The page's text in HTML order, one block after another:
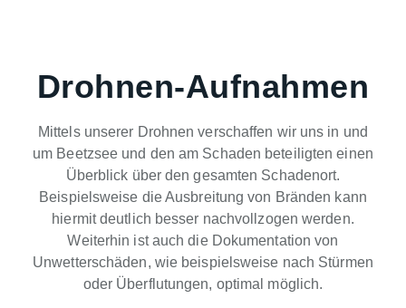
Drohnen-Aufnahmen
Mittels unserer Drohnen verschaffen wir uns in und
um Beetzsee und den am Schaden beteiligten einen
Überblick über den gesamten Schadenort.
Beispielsweise die Ausbreitung von Bränden kann
hiermit deutlich besser nachvollzogen werden.
Weiterhin ist auch die Dokumentation von
Unwetterschäden, wie beispielsweise nach Stürmen
oder Überflutungen, optimal möglich.